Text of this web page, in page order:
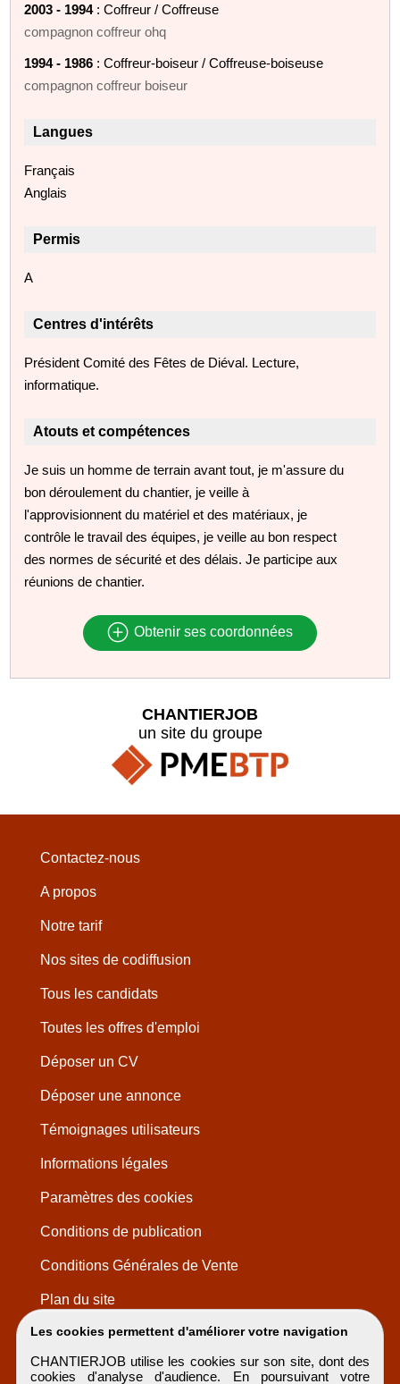
2003 - 1994: Coffreur / Coffreuse
compagnon coffreur ohq
1994 - 1986 : Coffreur-boiseur / Coffreuse-boiseuse
compagnon coffreur boiseur
Langues
Français
Anglais
Permis
A
Centres d'intérêts
Président Comité des Fêtes de Diéval. Lecture,
informatique.
Atouts et compétences
Je suis un homme de terrain avant tout, je m'assure du
bon déroulement du chantier, je veille à
l'approvisionnent du matériel et des matériaux, je
contrôle le travail des équipes, je veille au bon respect
des normes de sécurité et des délais. Je participe aux
réunions de chantier.
Obtenir ses coordonnées
Les cookies permettent d'améliorer votre navigation
CHANTIERJOB utilise les cookies sur son site, dont des
cookies d'analyse d'audience. En poursuivant votre
CHANTIERJOB
un site du groupe
Contactez-nous
A propos
Notre tarif
Nos sites de codiffusion
Tous les candidats
Toutes les offres d'emploi
Déposer un CV
Déposer une annonce
Témoignages utilisateurs
Informations légales
Paramètres des cookies
Conditions de publication
Conditions Générales de Vente
Plan du site